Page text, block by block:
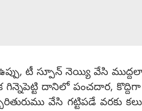
టీ స్పూన్ నెయ్యి వేసి
గిన్నెపెట్టి దానిలో పంచదార,
వేసి గట్టిపడే వరకు